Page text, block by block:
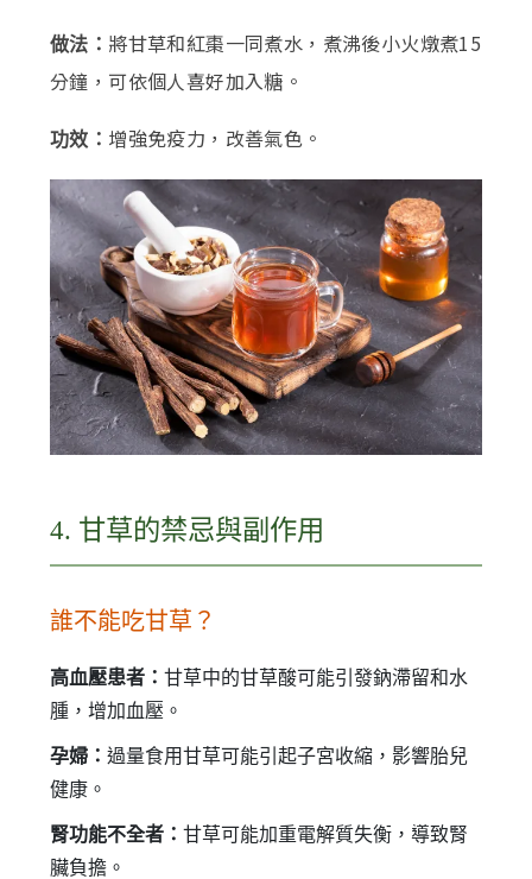
做法： 將甘草和紅棗一同煮水，煮沸後小火燉煮15
分鐘，可依個人喜好加入糖。
功效： 增強免疫力，改善氣色。
4. 甘草的禁忌與副作用
誰不能吃甘草？
高血壓患者： 甘草中的甘草酸可能引發鈉滯留和水
腫，增加血壓。
孕婦： 過量食用甘草可能引起子宮收縮，影響胎兒
健康。
腎功能不全者： 甘草可能加重電解質失衡，導致腎
臟負擔。